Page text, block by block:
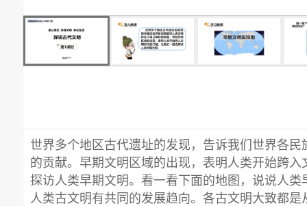
世界多个地区古代遗址的发现，告诉我们世界各
的贡献。早期文明区域的出现，表明人类开始跨
探访人类早期文明。看一看下面的地图，说说人
人类古文明有共同的发展趋向。各古文明大致都